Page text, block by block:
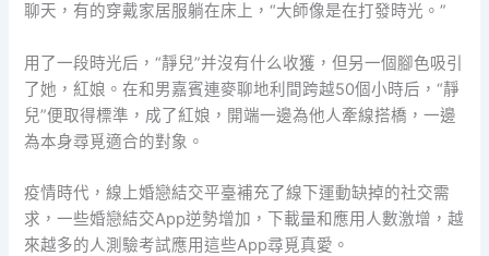
聊天，有的穿戴家居服躺在床上，“大師像是在打發時光。”
用了一段時光后，“靜兒”并沒有什么收獲，但另一個腳色吸引
了她，紅娘。在和男嘉賓連麥聊地利間跨越50個小時后，“靜
兒”便取得標準，成了紅娘，開端一邊為他人牽線搭橋，一邊
為本身尋覓適合的對象。
疫情時代，線上婚戀結交平臺補充了線下運動缺掉的社交需
求，一些婚戀結交App逆勢增加，下載量和應用人數激增，越
來越多的人測驗考試應用這些App尋覓真愛。